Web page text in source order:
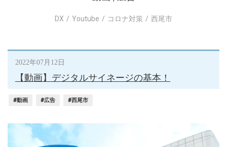
DX Youtube コロナ対策 西尾市
2022年07月12日
【動画】デジタルサイネージの基本！
#動画 #広告 #西尾市